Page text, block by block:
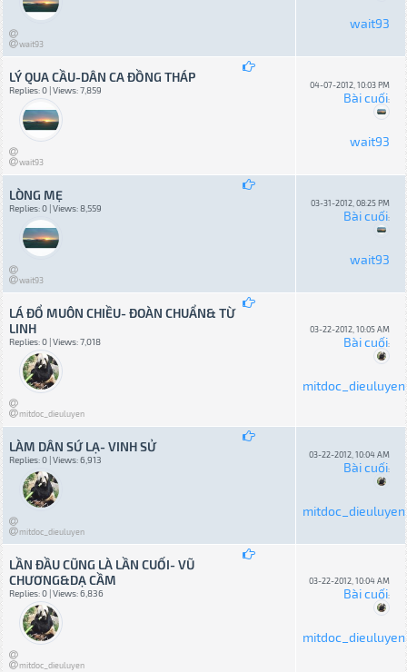
wait93
wait93
LÝ QUA CẦU-DÂN CA ĐỒNG THÁP
Replies: 0 | Views: 7,859
wait93
04-07-2012, 10:03 PM
Bài cuối:
wait93
LÒNG MẸ
Replies: 0 | Views: 8,559
wait93
03-31-2012, 08:25 PM
Bài cuối:
wait93
LÁ ĐỔ MUÔN CHIỀU- ĐOÀN CHUẨN& TỪ
LINH
Replies: 0 | Views: 7,018
mitdoc_dieuluyen
03-22-2012, 10:05 AM
Bài cuối:
mitdoc_dieuluyen
LÀM DÂN SỨ LẠ- VINH SỬ
Replies: 0 | Views: 6,913
mitdoc_dieuluyen
03-22-2012, 10:04 AM
Bài cuối:
mitdoc_dieuluyen
LẦN ĐẦU CŨNG LÀ LẦN CUỐI- VŨ
CHƯƠNG&DẠ CẦM
Replies: 0 | Views: 6,836
mitdoc_dieuluyen
03-22-2012, 10:04 AM
Bài cuối:
mitdoc_dieuluyen